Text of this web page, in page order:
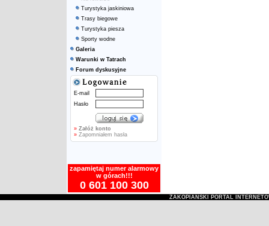
Turystyka jaskiniowa
Trasy biegowe
Turystyka piesza
Sporty wodne
Galeria
Warunki w Tatrach
Forum dyskusyjne
E-mail
Hasło
» Załóż konto
» Zapomniałem hasła
zapamiętaj numer alarmowy
w górach!!!
0 601 100 300
ZAKOPIAŃSKI PORTAL